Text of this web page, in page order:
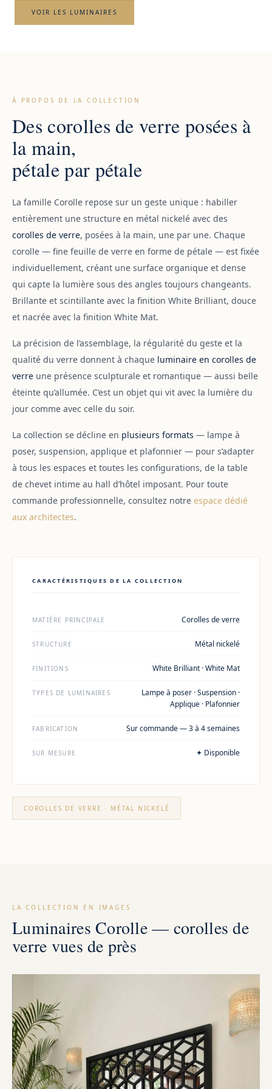
VOIR LES LUMINAIRES
À PROPOS DE LA COLLECTION
Des corolles de verre posées à
la main,
pétale par pétale
La famille Corolle repose sur un geste unique : habiller
entièrement une structure en métal nickelé avec des
corolles de verre, posées à la main, une par une. Chaque
corolle — fine feuille de verre en forme de pétale — est fixée
individuellement, créant une surface organique et dense
qui capte la lumière sous des angles toujours changeants.
Brillante et scintillante avec la finition White Brilliant, douce
et nacrée avec la finition White Mat.
La précision de l’assemblage, la régularité du geste et la
qualité du verre donnent à chaque luminaire en corolles de
verre une présence sculpturale et romantique — aussi belle
éteinte qu’allumée. C’est un objet qui vit avec la lumière du
jour comme avec celle du soir.
La collection se décline en plusieurs formats — lampe à
poser, suspension, applique et plafonnier — pour s’adapter
à tous les espaces et toutes les configurations, de la table
de chevet intime au hall d’hôtel imposant. Pour toute
commande professionnelle, consultez notre espace dédié
aux architectes.
CARACTÉRISTIQUES DE LA COLLECTION
MATIÈRE PRINCIPALE Corolles de verre
STRUCTURE Métal nickelé
FINITIONS White Brilliant · White Mat
TYPES DE LUMINAIRES
Lampe à poser · Suspension ·
Applique · Plafonnier
FABRICATION Sur commande — 3 à 4 semaines
SUR MESURE ✦ Disponible
COROLLES DE VERRE · MÉTAL NICKELÉ
LA COLLECTION EN IMAGES
Luminaires Corolle — corolles de
verre vues de près